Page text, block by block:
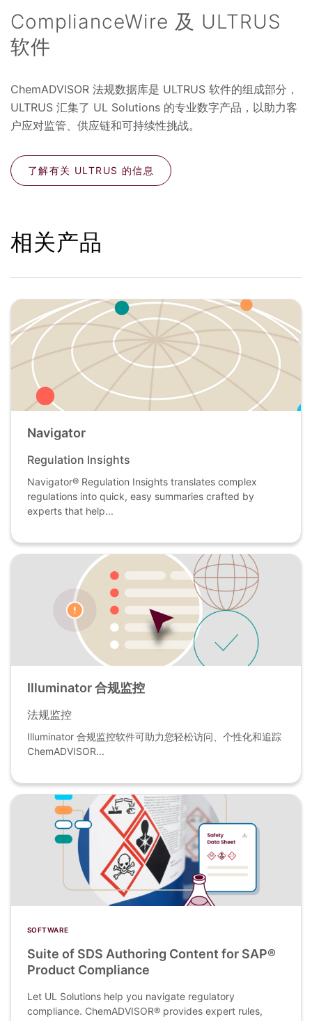
ComplianceWire 及 ULTRUS
软件
ChemADVISOR 法规数据库是 ULTRUS 软件的组成部分，
ULTRUS 汇集了 UL Solutions 的专业数字产品，以助力客
户应对监管、供应链和可持续性挑战。
了解有关 ULTRUS 的信息
相关产品
Navigator
Regulation Insights
Navigator® Regulation Insights translates complex
regulations into quick, easy summaries crafted by
experts that help...
Illuminator 合规监控
法规监控
Illuminator 合规监控软件可助力您轻松访问、个性化和追踪
ChemADVISOR...
SOFTWARE
Suite of SDS Authoring Content for SAP®
Product Compliance
Let UL Solutions help you navigate regulatory
compliance. ChemADVISOR® provides expert rules,